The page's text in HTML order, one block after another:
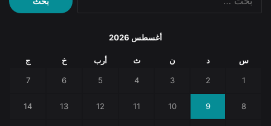
عن:
أغسطس 2026
س د ن ث أرب خ ج
1
2
3
4
5
6
7
8
9
10
11
12
13
14